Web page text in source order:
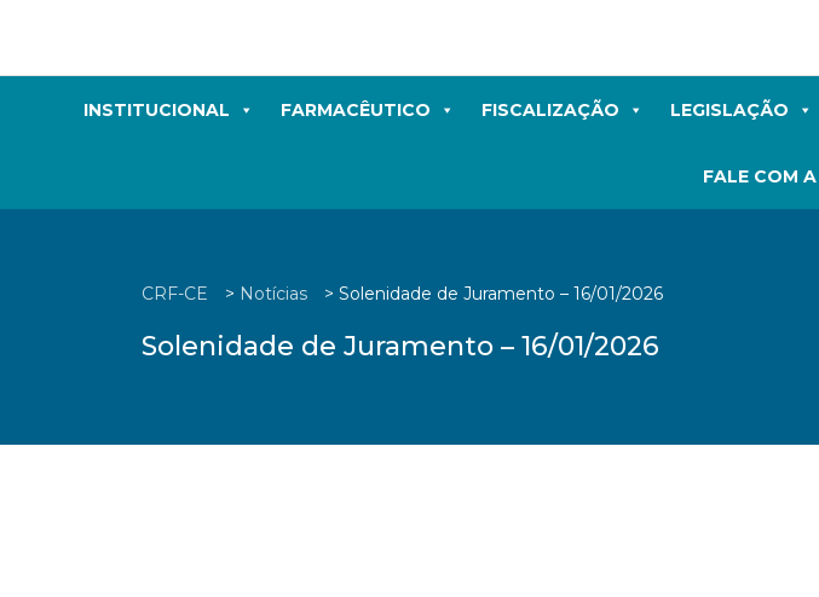
INSTITUCIONAL FARMACÊUTICO FISCALIZAÇÃO LEGISLAÇÃO
FALE COM
CRF-CE > Notícias > Solenidade de Juramento – 16/01/2026
Solenidade de Juramento – 16/01/2026